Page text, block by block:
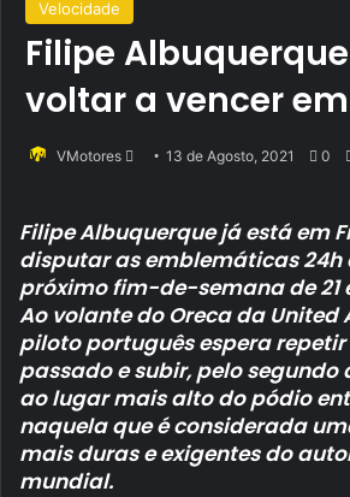
Velocidade
Filipe
voltar a vencer
VMotores
Send13 de Agosto, 2021 0
Filipe Albuquerque já está em
disputar as emblemáticas 24h
próximo fim-de-semana de 21
Ao volante do Oreca da United
piloto português espera
passado e subir, pelo segundo
ao lugar mais alto do pódio
naquela que é considerada
mais duras e exigentes do
mundial.